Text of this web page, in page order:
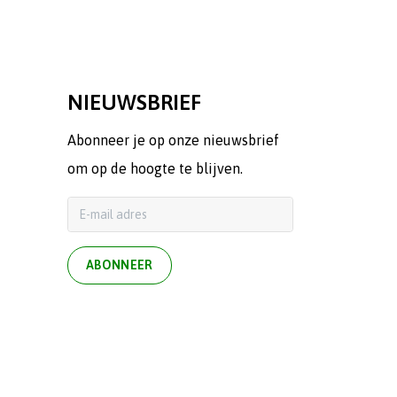
NIEUWSBRIEF
Abonneer je op onze nieuwsbrief
om op de hoogte te blijven.
ABONNEER